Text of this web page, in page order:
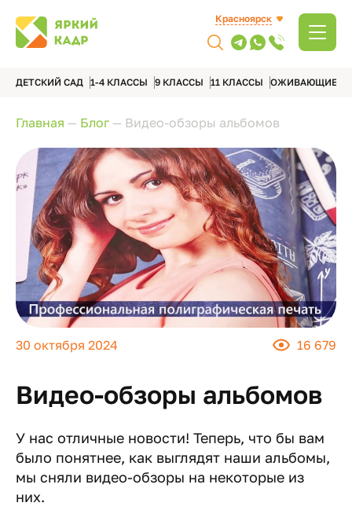
Красноярск
ДЕТСКИЙ САД 1-4 КЛАССЫ 9 КЛАССЫ 11 КЛАССЫ ОЖИВАЮЩИЕ
Главная — Блог — Видео-обзоры альбомов
30 октября 2024 16 679
Видео-обзоры альбомов
У нас отличные новости! Теперь, что бы вам
было понятнее, как выглядят наши альбомы,
мы сняли видео-обзоры на некоторые из
них.